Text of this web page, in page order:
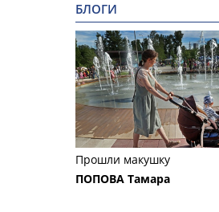
БЛОГИ
Прошли макушку
ПОПОВА Тамара